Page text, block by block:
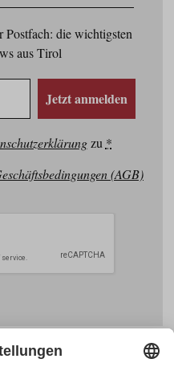
die wichtigsten
aus Tirol
Jetzt anmelden
zu *
(AGB)
Instagram